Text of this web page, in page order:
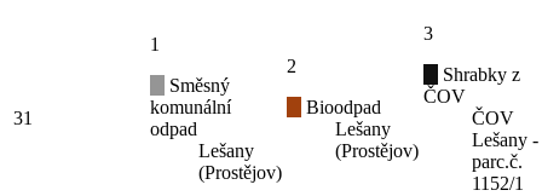
31
1
Směsný
komunální
odpad
Lešany
(Prostějov)
2
Bioodpad
Lešany
(Prostějov)
3
Shrabky z
ČOV
ČOV
Lešany -
parc.č.
1152/1